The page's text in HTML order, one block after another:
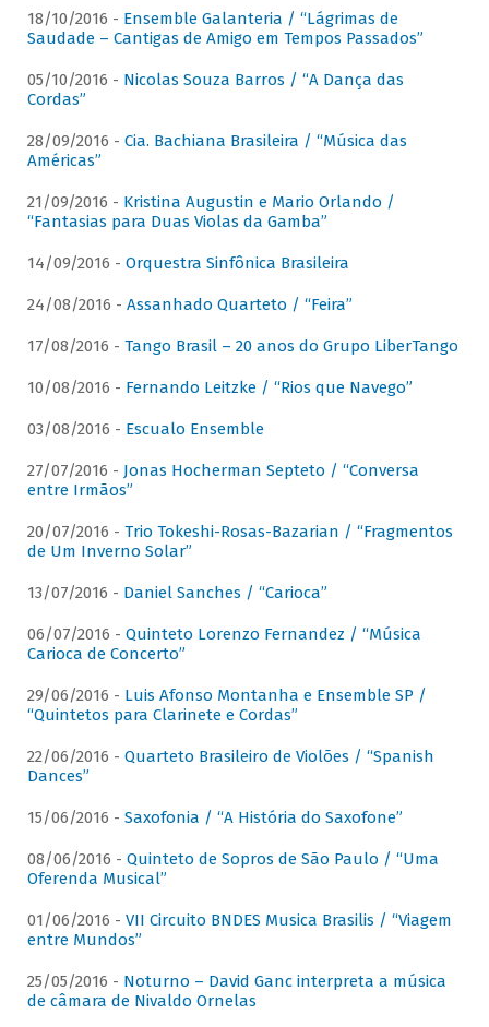
18/10/2016 - Ensemble Galanteria / “Lágrimas de
Saudade – Cantigas de Amigo em Tempos Passados”
05/10/2016 - Nicolas Souza Barros / “A Dança das
Cordas”
28/09/2016 - Cia. Bachiana Brasileira / “Música das
Américas”
21/09/2016 - Kristina Augustin e Mario Orlando /
“Fantasias para Duas Violas da Gamba”
14/09/2016 - Orquestra Sinfônica Brasileira
24/08/2016 - Assanhado Quarteto / “Feira”
17/08/2016 - Tango Brasil – 20 anos do Grupo LiberTango
10/08/2016 - Fernando Leitzke / “Rios que Navego”
03/08/2016 - Escualo Ensemble
27/07/2016 - Jonas Hocherman Septeto / “Conversa
entre Irmãos”
20/07/2016 - Trio Tokeshi-Rosas-Bazarian / “Fragmentos
de Um Inverno Solar”
13/07/2016 - Daniel Sanches / “Carioca”
06/07/2016 - Quinteto Lorenzo Fernandez / “Música
Carioca de Concerto”
29/06/2016 - Luis Afonso Montanha e Ensemble SP /
“Quintetos para Clarinete e Cordas”
22/06/2016 - Quarteto Brasileiro de Violões / “Spanish
Dances”
15/06/2016 - Saxofonia / “A História do Saxofone”
08/06/2016 - Quinteto de Sopros de São Paulo / “Uma
Oferenda Musical”
01/06/2016 - VII Circuito BNDES Musica Brasilis / “Viagem
entre Mundos”
25/05/2016 - Noturno – David Ganc interpreta a música
de câmara de Nivaldo Ornelas